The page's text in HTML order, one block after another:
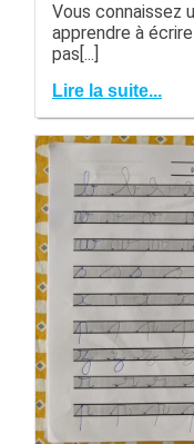
Vous connaissez
apprendre à
pas[...]
Lire la suite...